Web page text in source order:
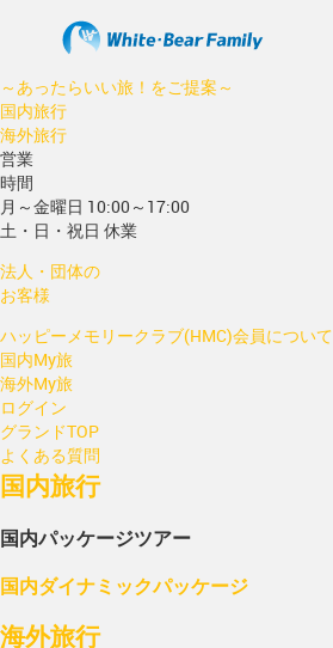
～あったらいい旅！をご提案～
国内旅行
海外旅行
営業
時間
月～金曜日 10:00～17:00
土・日・祝日 休業
法人・団体の
お客様
ハッピーメモリークラブ(HMC)会員について
国内My旅
海外My旅
ログイン
グランドTOP
よくある質問
国内旅行
国内パッケージツアー
国内ダイナミックパッケージ
海外旅行